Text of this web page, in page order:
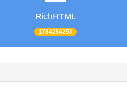
RichHTML
1784284258